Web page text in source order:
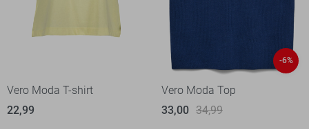
Vero Moda T-shirt
22,99
-6%
Vero Moda Top
33,00 34,99